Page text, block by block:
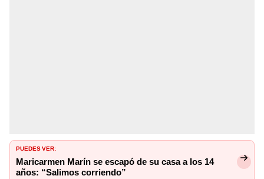
PUEDES VER:
Maricarmen Marín se escapó de su casa a los 14
años: “Salimos corriendo”